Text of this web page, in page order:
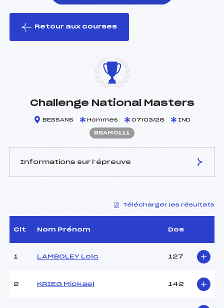
le ski
Retour aux courses
Challenge National Masters
BESSANS Hommes 07/03/26 IND
BSAM0111
Informations sur l’épreuve
WOIRET PATRICK (LY)
D.T Adjoint :
LEVRINO GILBERT (DA)
Dir. Epreuve :
FIANDINO ROGER (SA)
Télécharger les résultats
Clt Nom Prénom Dos
1 LAMBOLEY Loïc 127
2 KRIEG Mickael 142